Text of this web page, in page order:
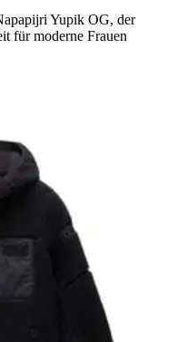
Yupik OG, der
für moderne Frauen